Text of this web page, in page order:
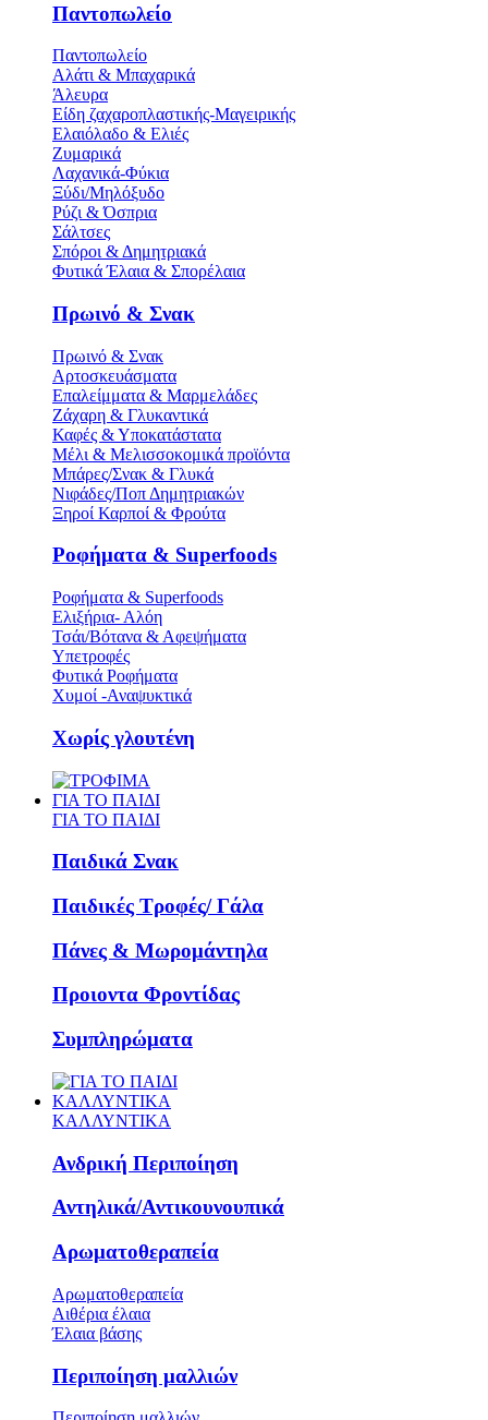
Παντοπωλείο
Παντοπωλείο
Αλάτι & Μπαχαρικά
Άλευρα
Είδη ζαχαροπλαστικής-Μαγειρικής
Ελαιόλαδο & Ελιές
Ζυμαρικά
Λαχανικά-Φύκια
Ξύδι/Μηλόξυδο
Ρύζι & Όσπρια
Σάλτσες
Σπόροι & Δημητριακά
Φυτικά Έλαια & Σπορέλαια
Πρωινό & Σνακ
Πρωινό & Σνακ
Αρτοσκευάσματα
Επαλείμματα & Μαρμελάδες
Ζάχαρη & Γλυκαντικά
Καφές & Υποκατάστατα
Μέλι & Μελισσοκομικά προϊόντα
Μπάρες/Σνακ & Γλυκά
Νιφάδες/Ποπ Δημητριακών
Ξηροί Καρποί & Φρούτα
Ροφήματα & Superfoods
Ροφήματα & Superfoods
Ελιξήρια- Αλόη
Τσάι/Βότανα & Αφεψήματα
Υπετροφές
Φυτικά Ροφήματα
Χυμοί -Αναψυκτικά
Χωρίς γλουτένη
ΓΙΑ ΤΟ ΠΑΙΔΙ
ΓΙΑ ΤΟ ΠΑΙΔΙ
Παιδικά Σνακ
Παιδικές Τροφές/ Γάλα
Πάνες & Μωρομάντηλα
Προιοντα Φροντίδας
Συμπληρώματα
ΚΑΛΛΥΝΤΙΚΑ
ΚΑΛΛΥΝΤΙΚΑ
Ανδρική Περιποίηση
Αντηλικά/Αντικουνουπικά
Αρωματοθεραπεία
Αρωματοθεραπεία
Αιθέρια έλαια
Έλαια βάσης
Περιποίηση μαλλιών